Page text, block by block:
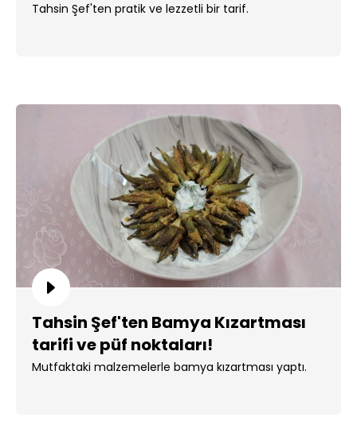
Tahsin Şef'ten pratik ve lezzetli bir tarif.
Tahsin Şef'ten Bamya Kızartması
tarifi ve püf noktaları!
Mutfaktaki malzemelerle bamya kızartması yaptı.